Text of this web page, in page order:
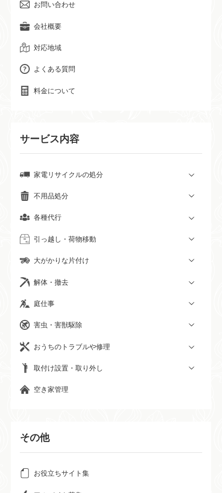
お問い合わせ
会社概要
対応地域
よくある質問
料金について
サービス内容
家電リサイクルの処分
不用品処分
各種代行
引っ越し・荷物移動
大がかりな片付け
解体・撤去
庭仕事
害虫・害獣駆除
おうちのトラブルや修理
取付け設置・取り外し
空き家管理
その他
お役立ちサイト集